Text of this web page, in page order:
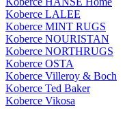
Koberce LALEE
Koberce MINT RUGS
Koberce NOURISTAN
Koberce NORTHRUGS
Koberce OSTA
Koberce Villeroy & Boch
Koberce Ted Baker
Koberce Vikosa